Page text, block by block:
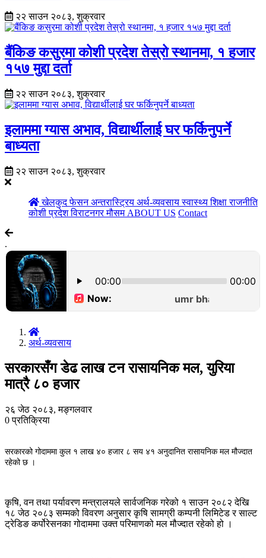
२२ साउन २०८३, शुक्रवार
बैंकिङ कसुरमा कोशी प्रदेश तेस्रो स्थानमा, १ हजार
१५७ मुद्दा दर्ता
२२ साउन २०८३, शुक्रवार
इलाममा ग्यास अभाव, विद्यार्थीलाई घर फर्किनुपर्ने
बाध्यता
२२ साउन २०८३, शुक्रवार
खेलकुदफेसनअन्तरास्ट्रिय अर्थ-व्यवसायस्वास्थ्यशिक्षाराजनीति
कोशी प्रदेशविराटनगरमौसम ABOUT US Contact
.
अर्थ-व्यवसाय
सरकारसँग डेढ लाख टन रासायनिक मल, युरिया
मात्रै ८० हजार
२६ जेठ २०८३, मङ्गलवार
0प्रतिक्रिया
सरकारको गोदाममा कुल १ लाख ४० हजार ८ सय ४१ अनुदानित रासायनिक मल मौज्दात
रहेको छ ।
कृषि, वन तथा पर्यावरण मन्त्रालयले सार्वजनिक गरेको १ साउन २०८२ देखि
१८ जेठ २०८३ सम्मको विवरण अनुसार कृषि सामग्री कम्पनी लिमिटेड र साल्ट
ट्रेडिङ कर्पोरेसनका गोदाममा उक्त परिमाणको मल मौज्दात रहेको हो ।